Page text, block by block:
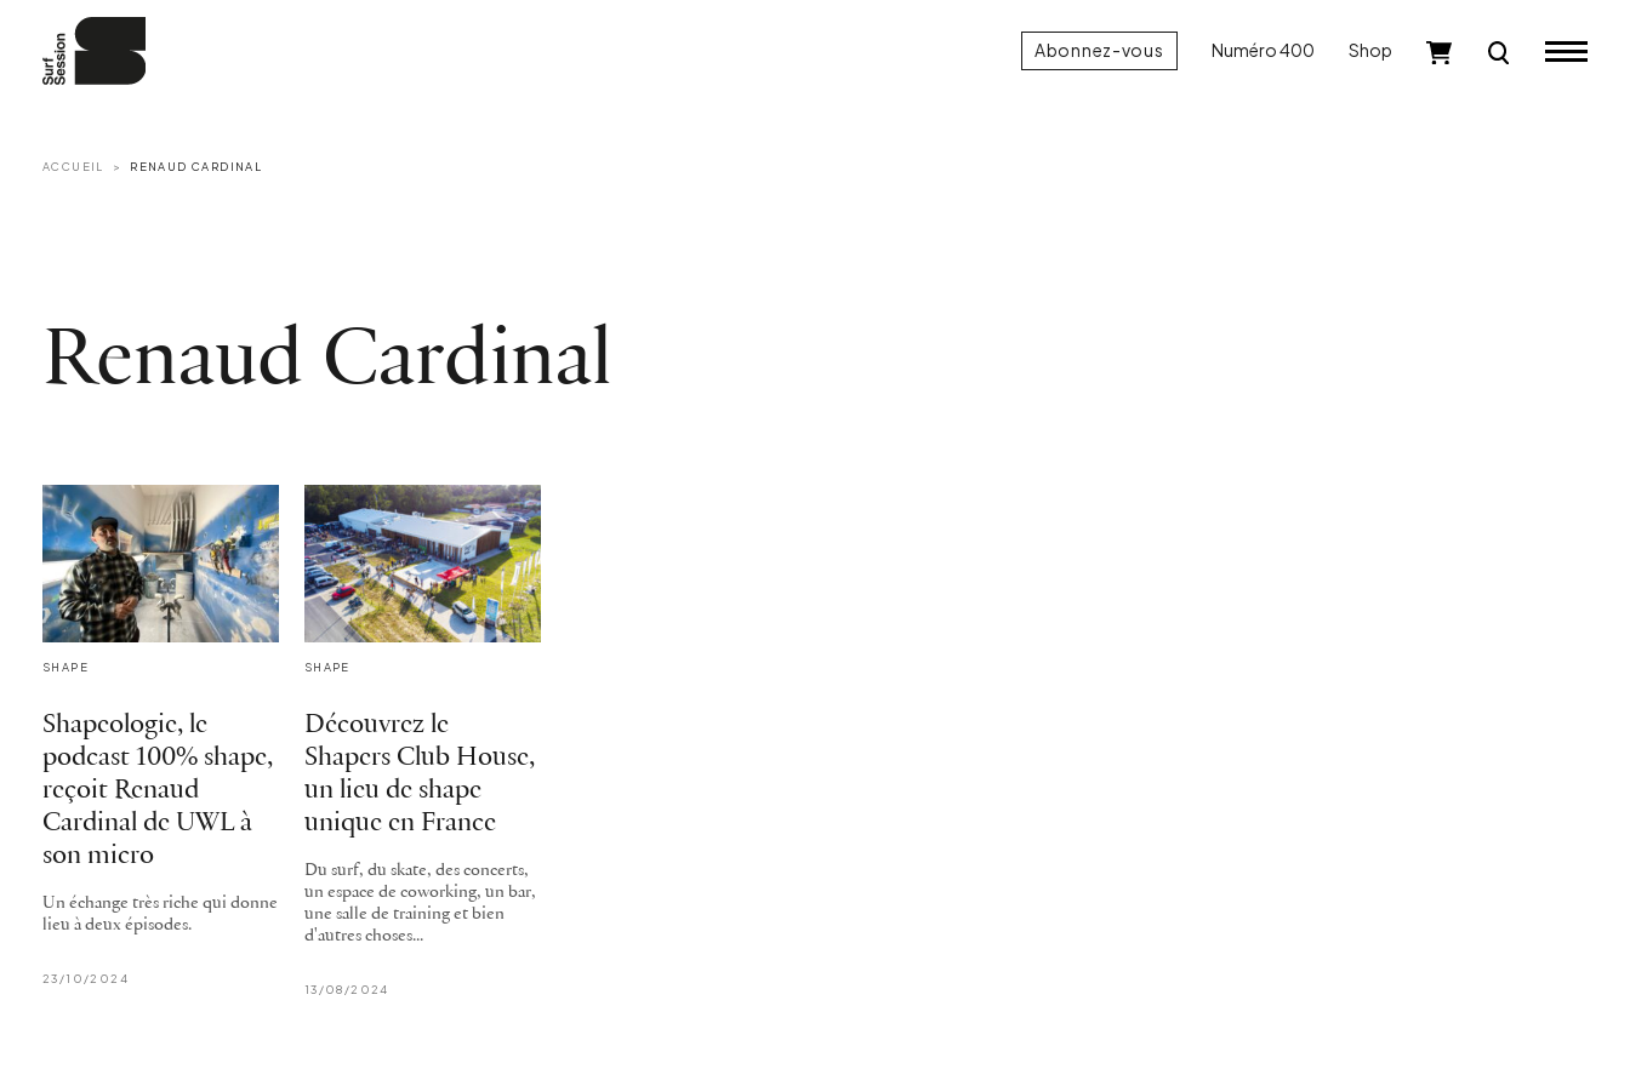
Abonnez-vous Numéro 400 Shop
ACCUEIL RENAUD CARDINAL
Renaud Cardinal
SHAPE
Shapeologie, le
podcast 100% shape,
reçoit Renaud
Cardinal de UWL à
son micro
Un échange très riche qui donne
lieu à deux épisodes.
23/10/2024
SHAPE
Découvrez le
Shapers Club House,
un lieu de shape
unique en France
Du surf, du skate, des concerts,
un espace de coworking, un bar,
une salle de training et bien
d'autres choses...
13/08/2024